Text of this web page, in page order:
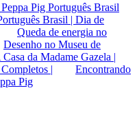
Pig Português Brasil
Brasil | Dia de
Queda de energia no
Desenho no Museu de
Casa da Madame Gazela |
|
Encontrando
Pig